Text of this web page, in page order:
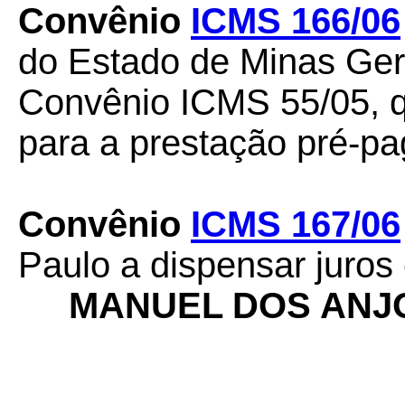
Convênio ICMS 166/06
do Estado de Minas
Convênio ICMS 55/05,
para a prestação pré-
Convênio ICMS 167/06
Paulo a dispensar
MANUEL DOS